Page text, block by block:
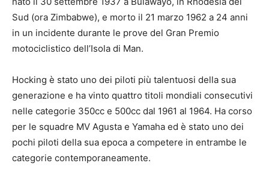
Sud (ora Zimbabwe), e morto il 21 marzo 1962 a 24 anni
in un incidente durante le prove del Gran Premio
motociclistico dell’Isola di Man.
Hocking è stato uno dei piloti più talentuosi della sua
generazione e ha vinto quattro titoli mondiali consecutivi
nelle categorie 350cc e 500cc dal 1961 al 1964. Ha corso
per le squadre MV Agusta e Yamaha ed è stato uno dei
pochi piloti della sua epoca a competere in entrambe le
categorie contemporaneamente.